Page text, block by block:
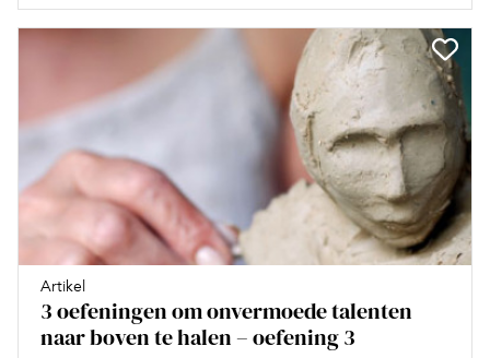
Artikel
3 oefeningen om onvermoede talenten
naar boven te halen – oefening 3